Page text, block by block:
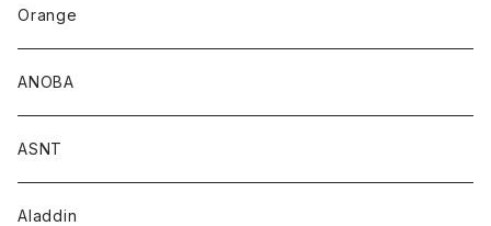
Orange
ANOBA
ASNT
Aladdin